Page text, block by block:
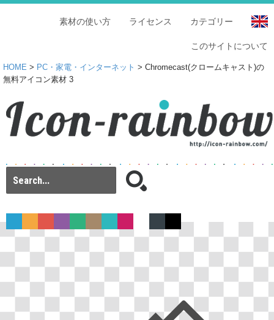
カテゴリー
ライセンス
素材の使い方
このサイトについて
HOME > PC・家電・インターネット > Chromecast(クロームキャスト)の
無料アイコン素材 3